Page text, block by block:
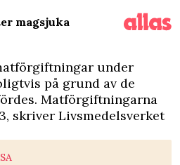
magsjuka
under
på grund av de
Matförgiftningarna
skriver Livsmedelsverket